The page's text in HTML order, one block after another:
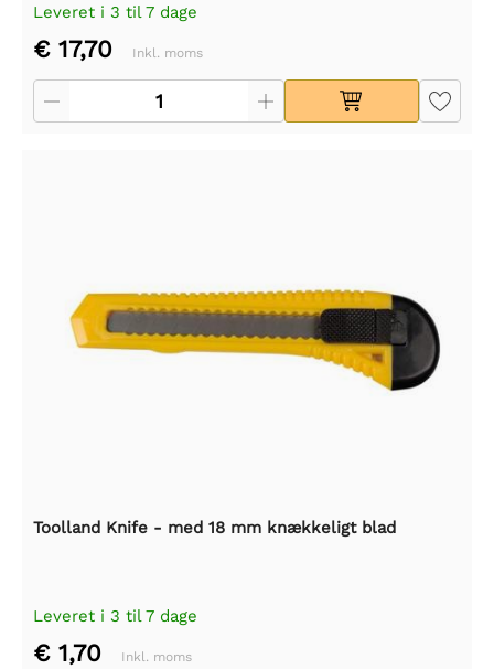
Leveret i 3 til 7 dage
€ 17,70 Inkl. moms
Toolland Knife - med 18 mm knækkeligt blad
Leveret i 3 til 7 dage
€ 1,70 Inkl. moms